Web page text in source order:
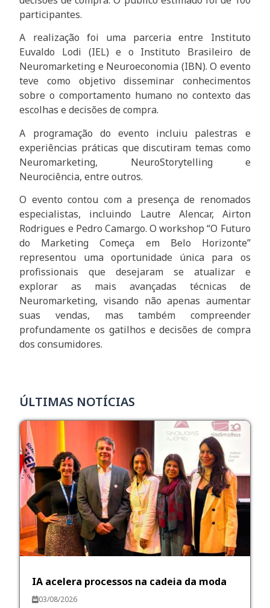
participantes.
A realização foi uma parceria entre Instituto
Euvaldo Lodi (IEL) e o Instituto Brasileiro de
Neuromarketing e Neuroeconomia (IBN). O evento
teve como objetivo disseminar conhecimentos
sobre o comportamento humano no contexto das
escolhas e decisões de compra.
A programação do evento incluiu palestras e
experiências práticas que discutiram temas como
Neuromarketing, NeuroStorytelling e
Neurociência, entre outros.
O evento contou com a presença de renomados
especialistas, incluindo Lautre Alencar, Airton
Rodrigues e Pedro Camargo. O workshop “O Futuro
do Marketing Começa em Belo Horizonte”
representou uma oportunidade única para os
profissionais que desejaram se atualizar e
explorar as mais avançadas técnicas de
Neuromarketing, visando não apenas aumentar
suas vendas, mas também compreender
profundamente os gatilhos e decisões de compra
dos consumidores.
ÚLTIMAS NOTÍCIAS
IA acelera processos na cadeia da moda
03/08/2026